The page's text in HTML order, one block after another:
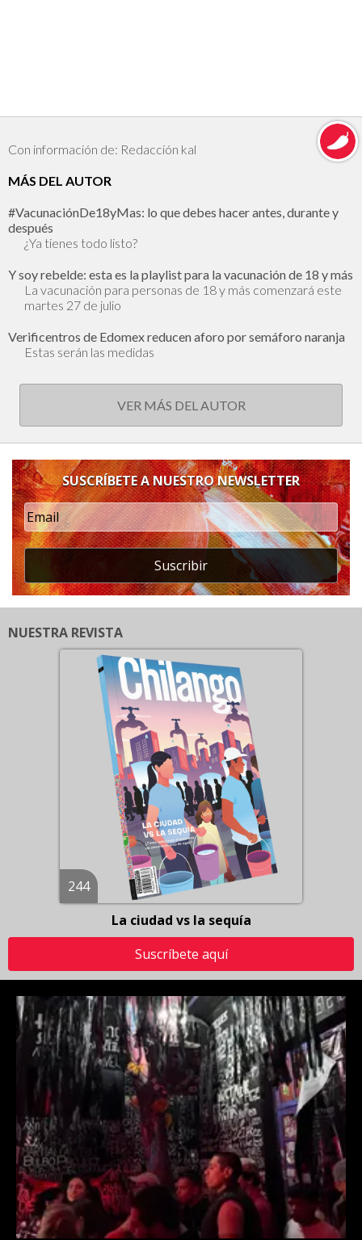
Con información de: Redacción kal
MÁS DEL AUTOR
#VacunaciónDe18yMas: lo que debes hacer antes, durante y
después
¿Ya tienes todo listo?
Y soy rebelde: esta es la playlist para la vacunación de 18 y más
La vacunación para personas de 18 y más comenzará este
martes 27 de julio
Verificentros de Edomex reducen aforo por semáforo naranja
Estas serán las medidas
VER MÁS DEL AUTOR
SUSCRÍBETE A NUESTRO NEWSLETTER
Suscribir
NUESTRA REVISTA
244
La ciudad vs la sequía
Suscríbete aquí